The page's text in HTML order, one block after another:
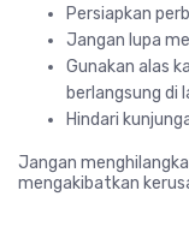
Persiapkan
Jangan lupa
Gunakan alas
berlangsung di
Hindari
Jangan
mengakibatkan